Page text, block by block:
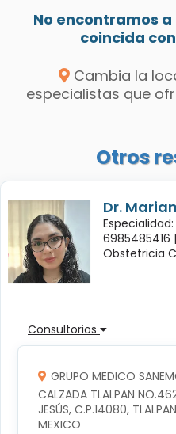
No encontramos
coincida
Cambia la
especialistas que
Otros
Dr.
6985485416 |
Obstetricia
Consultorios
GRUPO MEDICO
CALZADA TLALPAN
JESÚS, C.P.14080,
MEXICO